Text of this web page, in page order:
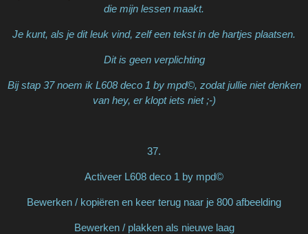
die mijn lessen maakt.
Je kunt, als je dit leuk vind, zelf een tekst in de hartjes plaatsen.
Dit is geen verplichting
Bij stap 37 noem ik L608 deco 1 by mpd©, zodat jullie niet denken
van hey, er klopt iets niet ;-)
37.
Activeer L608 deco 1 by mpd©
Bewerken / kopiëren en keer terug naar je 800 afbeelding
Bewerken / plakken als nieuwe laag